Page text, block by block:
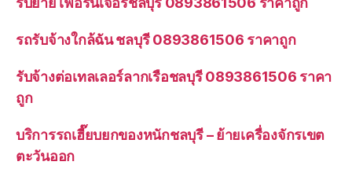
รถรับจ้างใกล้ฉัน ชลบุรี 0893861506 ราคาถูก
รับจ้างต่อเทลเลอร์ลากเรือชลบุรี 0893861506 ราคา
ถูก
บริการรถเฮี๊ยบยกของหนักชลบุรี – ย้ายเครื่องจักรเขต
ตะวันออก